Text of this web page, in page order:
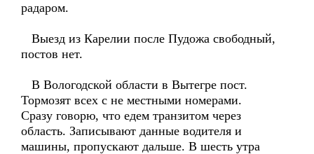
радаром.
Выезд из Карелии после Пудожа свободный,
постов нет.
В Вологодской области в Вытегре пост.
Тормозят всех с не местными номерами.
Сразу говорю, что едем транзитом через
область. Записывают данные водителя и
машины, пропускают дальше. В шесть утра